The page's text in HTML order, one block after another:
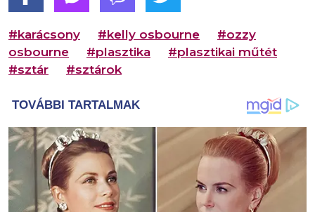
#karácsony #kelly osbourne
#ozzy
osbourne
#plasztika
#plasztikai műtét
#sztár
#sztárok